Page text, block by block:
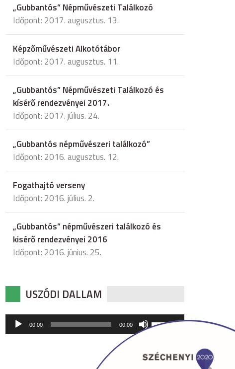
„Gubbantós” Népművészeti Találkozó
Időpont: 2017. augusztus. 13.
Képzőművészeti Alkotótábor
Időpont: 2017. augusztus. 11.
„Gubbantós” Népművészeti Találkozó és
kísérő rendezvényei 2017.
Időpont: 2017. július. 24.
„Gubbantós népművészeri találkozó”
Időpont: 2016. augusztus. 12.
Fogathajtó verseny
Időpont: 2016. július. 2.
„Gubbantós” népművészeri találkozó és
kisérő rendezvényei 2016
Időpont: 2016. június. 25.
USZÓDI DALLAM
Audió
lejátszó
00:00 00:00
hangerő
csökkentéséhez